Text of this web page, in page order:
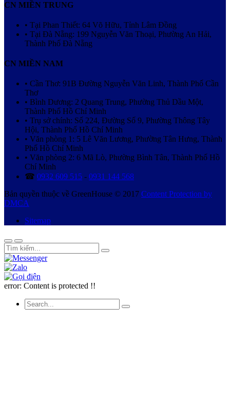
CN MIỀN TRUNG
• Tại Phan Thiết: 64 Võ Hữu, Tỉnh Lâm Đồng
• Tại Đà Nẵng: 199 Nguyễn Văn Thoại, Phường An Hải,
Thành Phố Đà Nẵng
CN MIỀN NAM
• Cần Thơ: 91B Đường Nguyễn Văn Linh, Thành Phố Cần
Thơ
• Bình Dương: 2 Quang Trung, Phường Thủ Dầu Một,
Thành Phố Hồ Chí Minh
• Trụ sở chính: Số 224, Đường Số 9, Phường Thông Tây
Hội, Thành Phố Hồ Chí Minh
• Văn phòng 1: 5 Lê Văn Lương, Phường Tân Hưng, Thành
Phố Hồ Chí Minh
• Văn phòng 2: 6 Mã Lò, Phường Bình Tân, Thành Phố Hồ
Chí Minh
☎ 0932 609 515 - 0931 144 568
Bản quyền thuộc về GreenHouse © 2017 Content Protection by
DMCA
Sitemap
error: Content is protected !!